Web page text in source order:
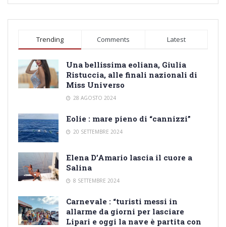
Trending Comments Latest
Una bellissima eoliana, Giulia
Ristuccia, alle finali nazionali di
Miss Universo
28 AGOSTO 2024
Eolie : mare pieno di “cannizzi”
20 SETTEMBRE 2024
Elena D’Amario lascia il cuore a
Salina
8 SETTEMBRE 2024
Carnevale : “turisti messi in
allarme da giorni per lasciare
Lipari e oggi la nave è partita con